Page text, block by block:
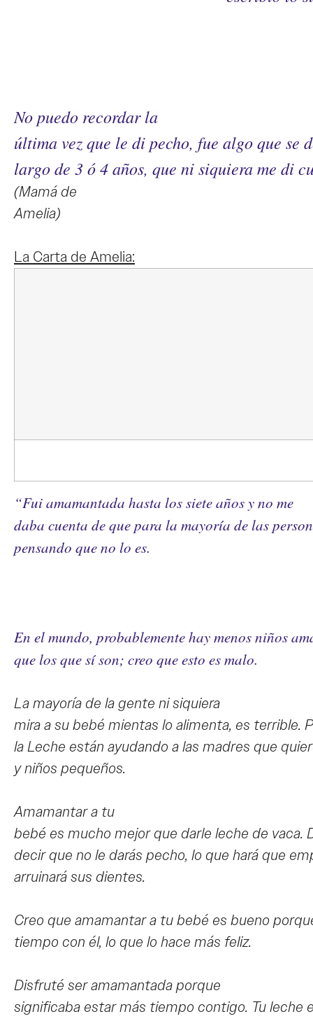
No puedo recordar la
última vez que le di pecho, fue algo que se
largo de 3 ó 4 años, que ni siquiera me di
(Mamá de
Amelia)
La Carta de Amelia:
“Fui amamantada hasta los siete años y no me
daba cuenta de que para la mayoría de las
pensando que no lo es.
En el mundo, probablemente hay menos niños
que los que sí son; creo que esto es malo.
La mayoría de la gente ni siquiera
mira a su bebé mientas lo alimenta, es terrible.
la Leche están ayudando a las madres que
y niños pequeños.
Amamantar a tu
bebé es mucho mejor que darle leche de vaca.
decir que no le darás pecho, lo que hará que
arruinará sus dientes.
Creo que amamantar a tu bebé es bueno
tiempo con él, lo que lo hace más feliz.
Disfruté ser amamantada porque
significaba estar más tiempo contigo. Tu leche